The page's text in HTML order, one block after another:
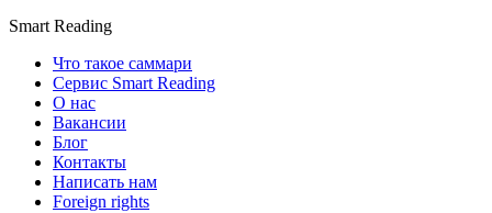
Smart Reading
Что такое саммари
Сервис Smart Reading
О нас
Вакансии
Блог
Контакты
Написать нам
Foreign rights